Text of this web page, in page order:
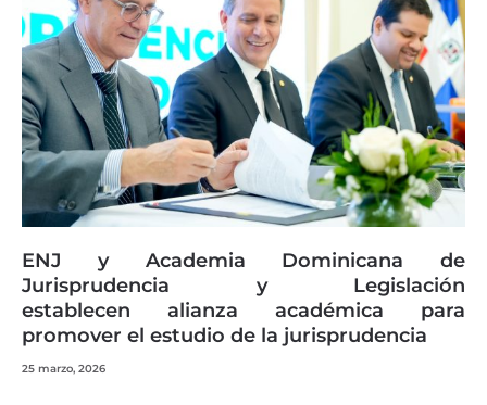
ENJ y Academia Dominicana de
Jurisprudencia y Legislación
establecen alianza académica para
promover el estudio de la jurisprudencia
25 marzo, 2026